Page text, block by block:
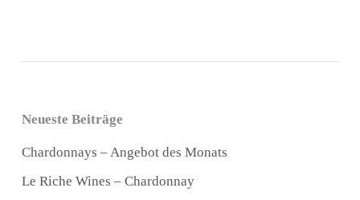
Neueste Beiträge
Chardonnays – Angebot des Monats
Le Riche Wines – Chardonnay